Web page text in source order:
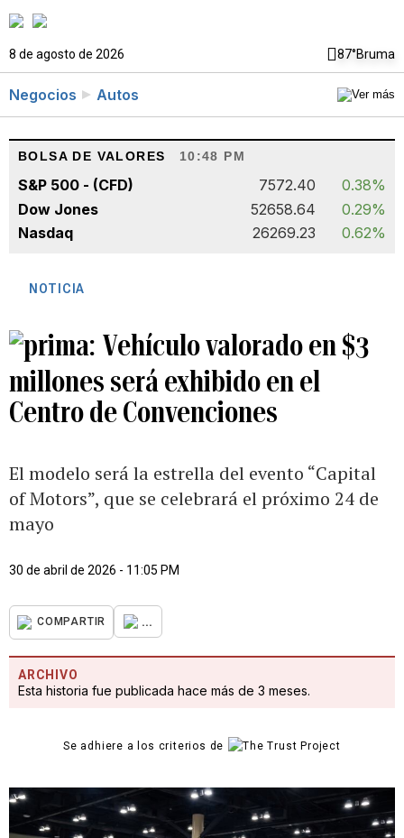
8 de agosto de 2026 87°Bruma
Negocios Autos
BOLSA DE VALORES 10:48 PM
S&P 500 - (CFD) 7572.40
0.38%
Dow Jones
52658.64
0.29%
Nasdaq
26269.23 0.62%
NOTICIA
Vehículo valorado en $3
millones será exhibido en el
Centro de Convenciones
El modelo será la estrella del evento “Capital
of Motors”, que se celebrará el próximo 24 de
mayo
30 de abril de 2026 - 11:05 PM
COMPARTIR ...
ARCHIVO
Esta historia fue publicada hace más de 3 meses.
Se adhiere a los criterios de